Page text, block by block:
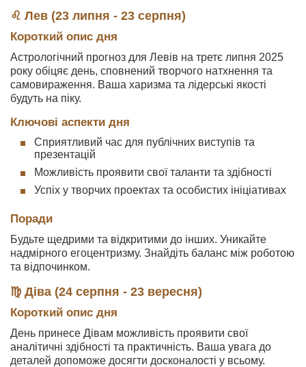
♌ Лев (23 липня - 23 серпня)
Короткий опис дня
Астрологічний прогноз для Левів на третє липня 2025
року обіцяє день, сповнений творчого натхнення та
самовираження. Ваша харизма та лідерські якості
будуть на піку.
Ключові аспекти дня
Сприятливий час для публічних виступів та
презентацій
Можливість проявити свої таланти та здібності
Успіх у творчих проектах та особистих ініціативах
Поради
Будьте щедрими та відкритими до інших. Уникайте
надмірного егоцентризму. Знайдіть баланс між роботою
та відпочинком.
♍ Діва (24 серпня - 23 вересня)
Короткий опис дня
День принесе Дівам можливість проявити свої
аналітичні здібності та практичність. Ваша увага до
деталей допоможе досягти досконалості у всьому.